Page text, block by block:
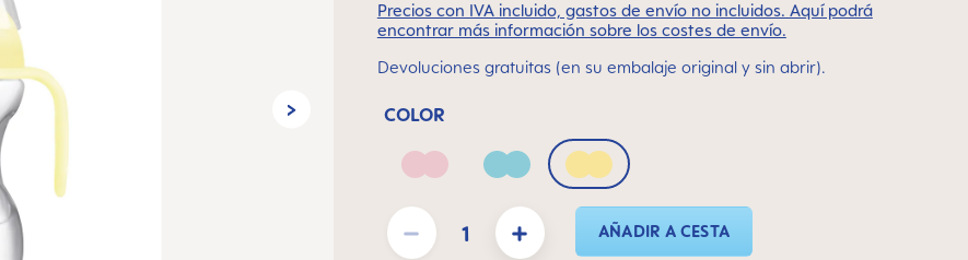
Precios con IVA incluido, gastos de envío no incluidos. Aquí podrá
encontrar más información sobre los costes de envío.
Devoluciones gratuitas (en su embalaje original y sin abrir).
COLOR
Blush Sage Sunlight
Cantidad del producto: introduce la cantidad deseada o usa los botones para aumentar o
AÑADIR A CESTA